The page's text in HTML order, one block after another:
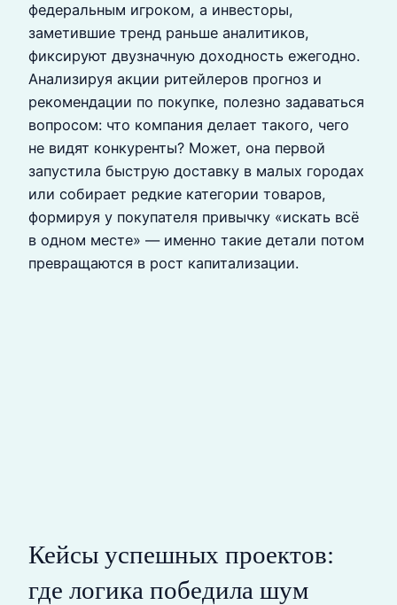
федеральным игроком, а инвесторы,
заметившие тренд раньше аналитиков,
фиксируют двузначную доходность ежегодно.
Анализируя акции ритейлеров прогноз и
рекомендации по покупке, полезно задаваться
вопросом: что компания делает такого, чего
не видят конкуренты? Может, она первой
запустила быструю доставку в малых городах
или собирает редкие категории товаров,
формируя у покупателя привычку «искать всё
в одном месте» — именно такие детали потом
превращаются в рост капитализации.
Кейсы успешных проектов:
где логика победила шум